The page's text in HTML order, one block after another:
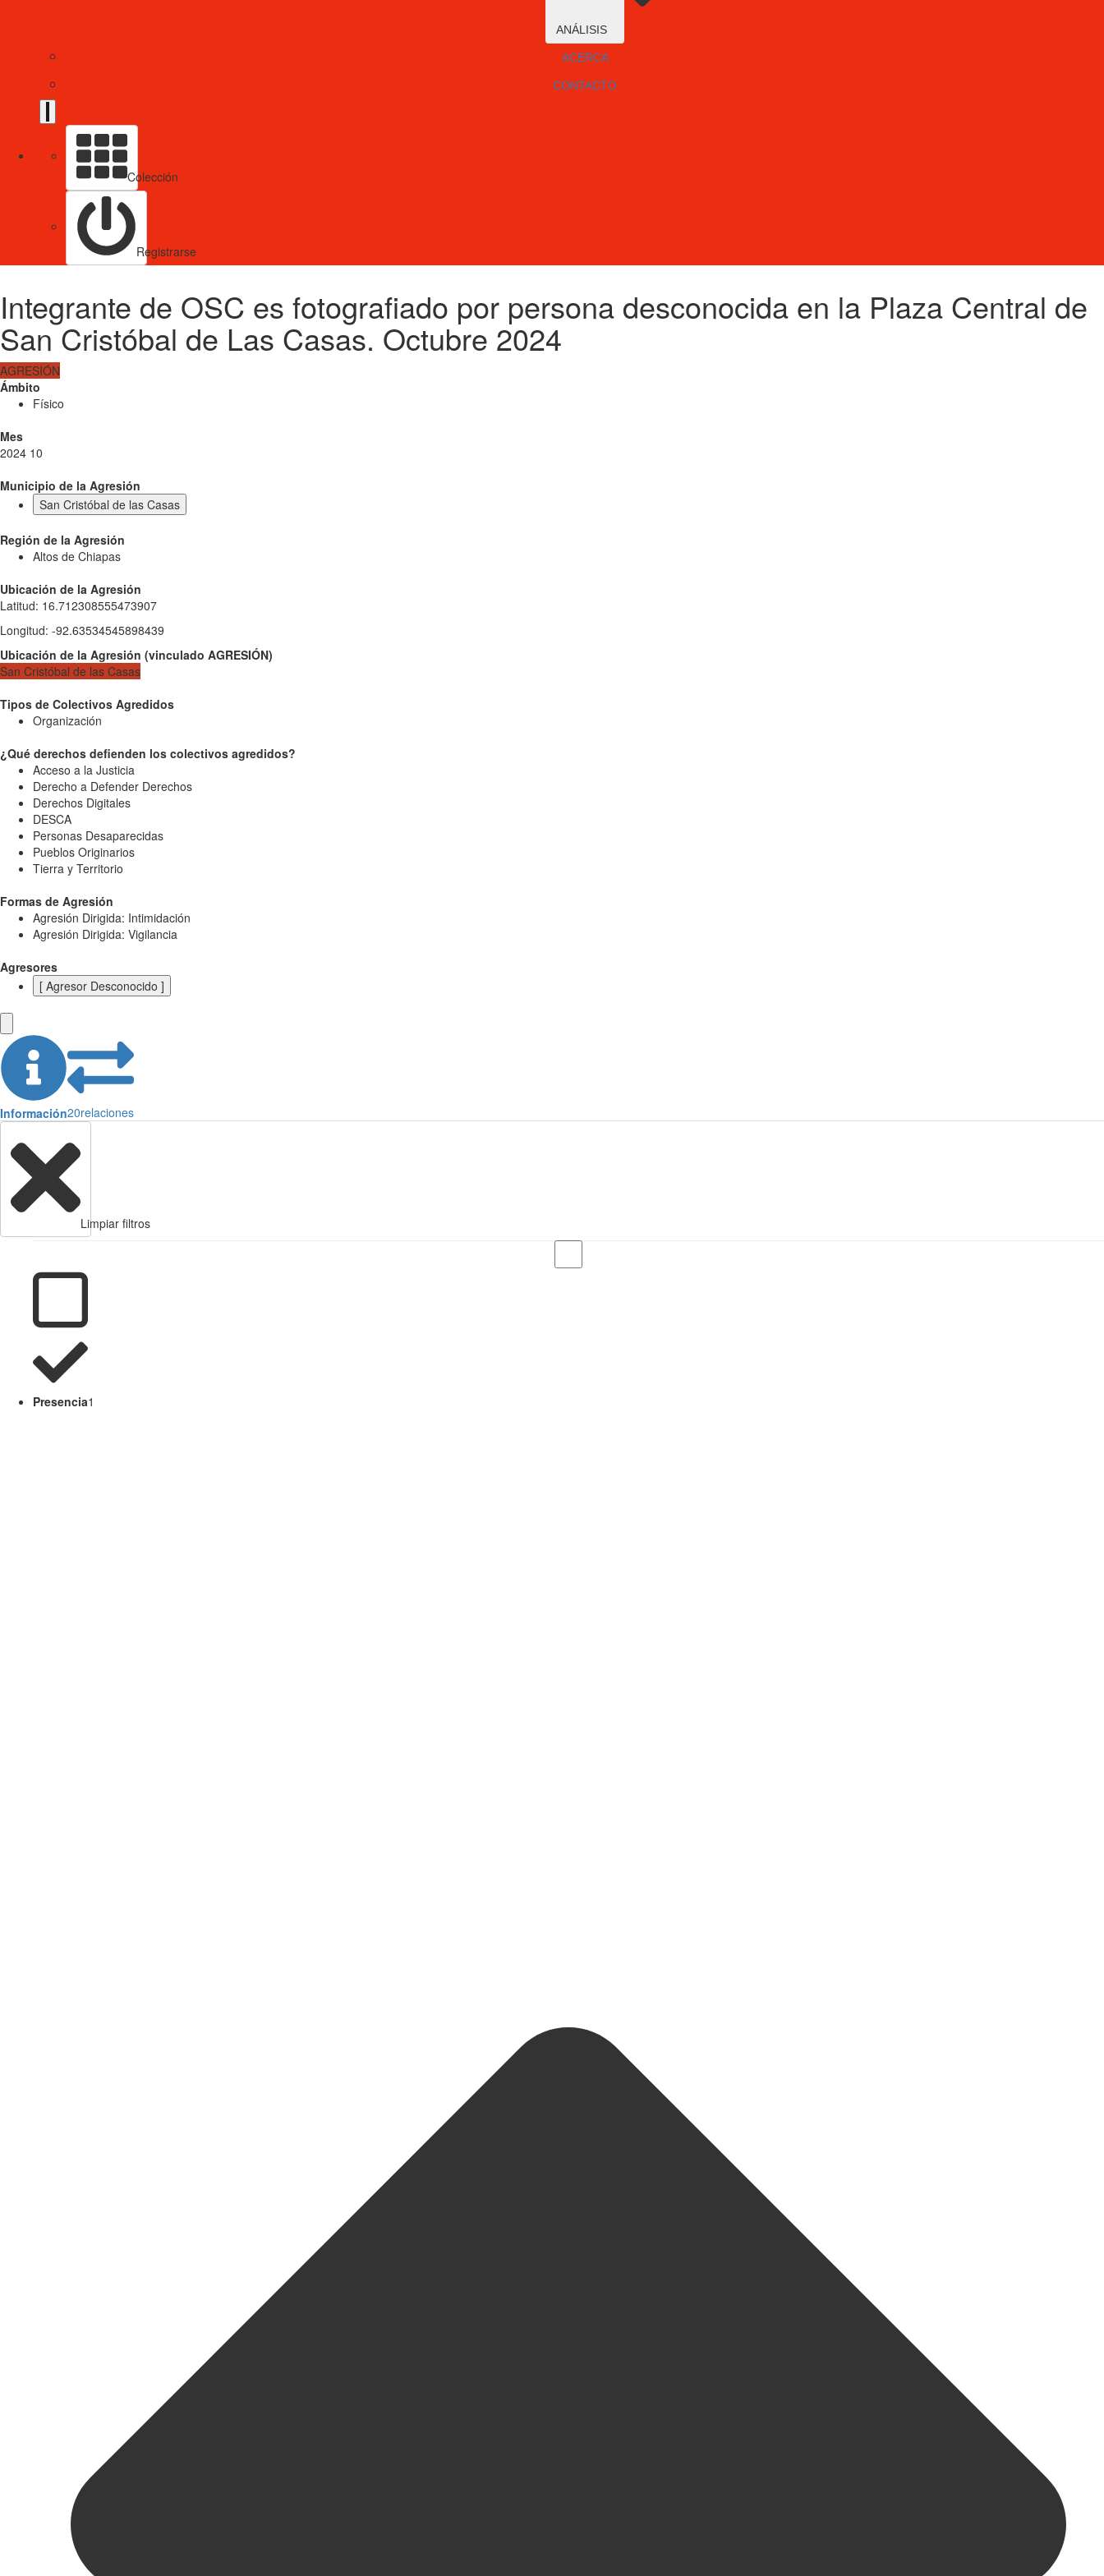
ANÁLISIS
ACERCA
CONTACTO
Colección
Registrarse
Integrante de OSC es fotografiado por persona desconocida en la Plaza Central de
San Cristóbal de Las Casas. Octubre 2024
AGRESIÓN
Ámbito
Físico
Mes
2024 10
Municipio de la Agresión
San Cristóbal de las Casas
Región de la Agresión
Altos de Chiapas
Ubicación de la Agresión
Latitud: 16.712308555473907
Longitud: -92.63534545898439
Ubicación de la Agresión (vinculado AGRESIÓN)
San Cristóbal de las Casas
Tipos de Colectivos Agredidos
Organización
¿Qué derechos defienden los colectivos agredidos?
Acceso a la Justicia
Derecho a Defender Derechos
Derechos Digitales
DESCA
Personas Desaparecidas
Pueblos Originarios
Tierra y Territorio
Formas de Agresión
Agresión Dirigida: Intimidación
Agresión Dirigida: Vigilancia
Agresores
[ Agresor Desconocido ]
Información20relaciones
Limpiar filtros
Presencia1